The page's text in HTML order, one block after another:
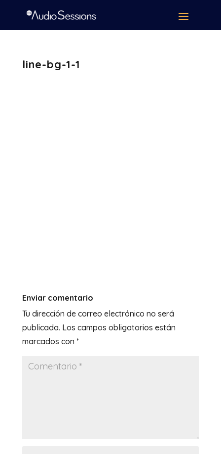
line-bg-1-1
Enviar comentario
Tu dirección de correo electrónico no será
publicada. Los campos obligatorios están
marcados con *